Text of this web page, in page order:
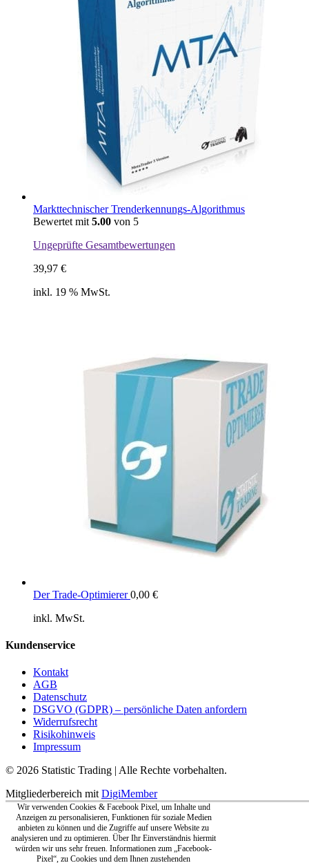
Markttechnischer Trenderkennungs-Algorithmus
Bewertet mit 5.00 von 5
Ungeprüfte Gesamtbewertungen
39,97 €
inkl. 19 % MwSt.
Der Trade-Optimierer 0,00 €
inkl. MwSt.
Kundenservice
Kontakt
AGB
Datenschutz
DSGVO (GDPR) – persönliche Daten anfordern
Widerrufsrecht
Risikohinweis
Impressum
© 2026 Statistic Trading | Alle Rechte vorbehalten.
Mitgliederbereich mit DigiMember
Wir verwenden Cookies & Facebook Pixel, um Inhalte und
Anzeigen zu personalisieren, Funktionen für soziale Medien
anbieten zu können und die Zugriffe auf unsere Website zu
analysieren und zu optimieren. Über Ihr Einverständnis hiermit
würden wir uns sehr freuen. Informationen zum „Facebook-
Pixel“, zu Cookies und dem Ihnen zustehenden